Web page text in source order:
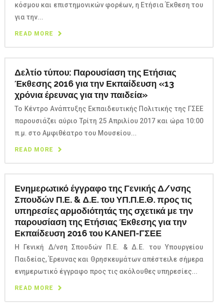
κόσμου και επιστημονικών φορέων, η Ετήσια Έκθεση του
για την...
READ MORE
Δελτίο τύπου: Παρουσίαση της Ετήσιας
Έκθεσης 2016 για την Εκπαίδευση «13
χρόνια έρευνας για την παιδεία»
Το Κέντρο Ανάπτυξης Εκπαιδευτικής Πολιτικής της ΓΣΕΕ
παρουσιάζει αύριο Τρίτη 25 Απριλίου 2017 και ώρα 10:00
π.μ. στο Αμφιθέατρο του Μουσείου...
READ MORE
Ενημερωτικό έγγραφο της Γενικής Δ/νσης
Σπουδών Π.Ε. & Δ.Ε. του ΥΠ.Π.Ε.Θ. προς τις
υπηρεσίες αρμοδιότητάς της σχετικά με την
παρουσίαση της Ετήσιας Έκθεσης για την
Εκπαίδευση 2016 του ΚΑΝΕΠ-ΓΣΕΕ
Η Γενική Δ/νση Σπουδών Π.Ε. & Δ.Ε. του Υπουργείου
Παιδείας, Έρευνας και Θρησκευμάτων απέστειλε σήμερα
ενημερωτικό έγγραφο προς τις ακόλουθες υπηρεσίες...
READ MORE